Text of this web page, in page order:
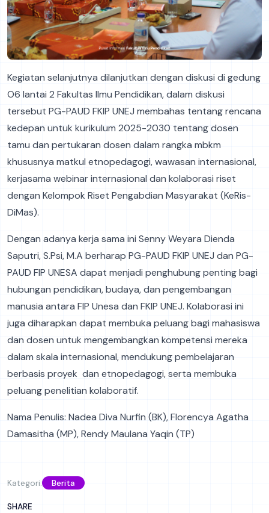
Kegiatan selanjutnya dilanjutkan dengan diskusi di gedung
O6 lantai 2 Fakultas Ilmu Pendidikan, dalam diskusi
tersebut PG-PAUD FKIP UNEJ membahas tentang rencana
kedepan untuk kurikulum 2025-2030 tentang dosen
tamu dan pertukaran dosen dalam rangka mbkm
khususnya matkul etnopedagogi, wawasan internasional,
kerjasama webinar internasional dan kolaborasi riset
dengan Kelompok Riset Pengabdian Masyarakat (KeRis-
DiMas).
Dengan adanya kerja sama ini Senny Weyara Dienda
Saputri, S.Psi, M.A berharap PG-PAUD FKIP UNEJ dan PG-
PAUD FIP UNESA dapat menjadi penghubung penting bagi
hubungan pendidikan, budaya, dan pengembangan
manusia antara FIP Unesa dan FKIP UNEJ. Kolaborasi ini
juga diharapkan dapat membuka peluang bagi mahasiswa
dan dosen untuk mengembangkan kompetensi mereka
dalam skala internasional, mendukung pembelajaran
berbasis proyek dan etnopedagogi, serta membuka
peluang penelitian kolaboratif.
Nama Penulis: Nadea Diva Nurfin (BK), Florencya Agatha
Damasitha (MP), Rendy Maulana Yaqin (TP)
Kategori: Berita
SHARE